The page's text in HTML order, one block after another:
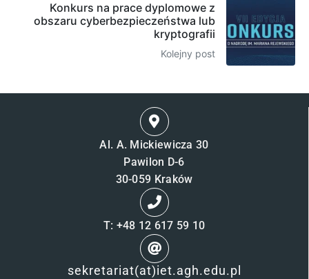
Konkurs na prace dyplomowe z
obszaru cyberbezpieczeństwa lub
kryptografii
Kolejny post
Al. A. Mickiewicza 30
Pawilon D-6
30-059 Kraków
T: +48 12 617 59 10
sekretariat(at)iet.agh.edu.pl